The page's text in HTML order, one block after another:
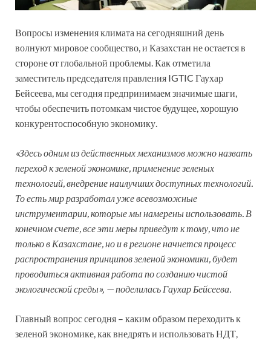
Вопросы изменения климата на сегодняшний день
волнуют мировое сообщество, и Казахстан не остается в
стороне от глобальной проблемы. Как отметила
заместитель председателя правления IGTIC Гаухар
Бейсеева, мы сегодня предпринимаем значимые шаги,
чтобы обеспечить потомкам чистое будущее, хорошую
конкурентоспособную экономику.
«Здесь одним из действенных механизмов можно назвать
переход к зеленой экономике, применение зеленых
технологий, внедрение наилучших доступных технологий.
То есть мир разработал уже всевозможные
инструментарии, которые мы намерены использовать. В
конечном счете, все эти меры приведут к тому, что не
только в Казахстане, но и в регионе начнется процесс
распространения принципов зеленой экономики, будет
проводиться активная работа по созданию чистой
экологической среды», — поделилась Гаухар Бейсеева.
Главный вопрос сегодня – каким образом переходить к
зеленой экономике, как внедрять и использовать НДТ,